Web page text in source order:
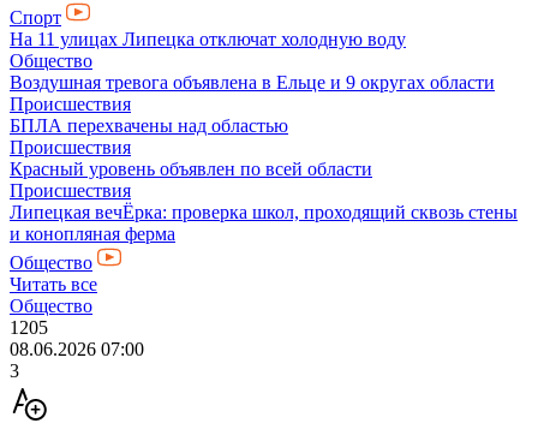
Спорт
На 11 улицах Липецка отключат холодную воду
Общество
Воздушная тревога объявлена в Ельце и 9 округах области
Происшествия
БПЛА перехвачены над областью
Происшествия
Красный уровень объявлен по всей области
Происшествия
Липецкая вечЁрка: проверка школ, проходящий сквозь стены
и конопляная ферма
Общество
Читать все
Общество
1205
08.06.2026 07:00
3